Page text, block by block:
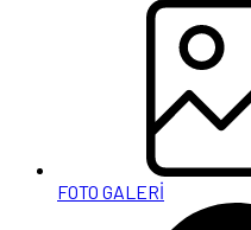
FOTO GALERİ